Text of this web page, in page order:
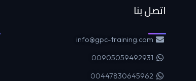
اتصل بنا
info@gpc-training.com
00905059492931
00447830645962